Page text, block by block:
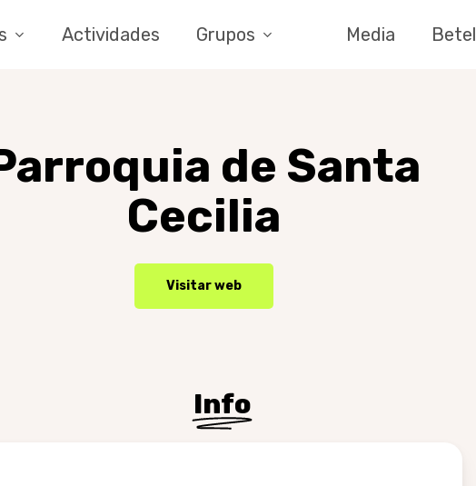
Actividades Grupos Media Betel
de Santa
Cecilia
Visitar web
Info